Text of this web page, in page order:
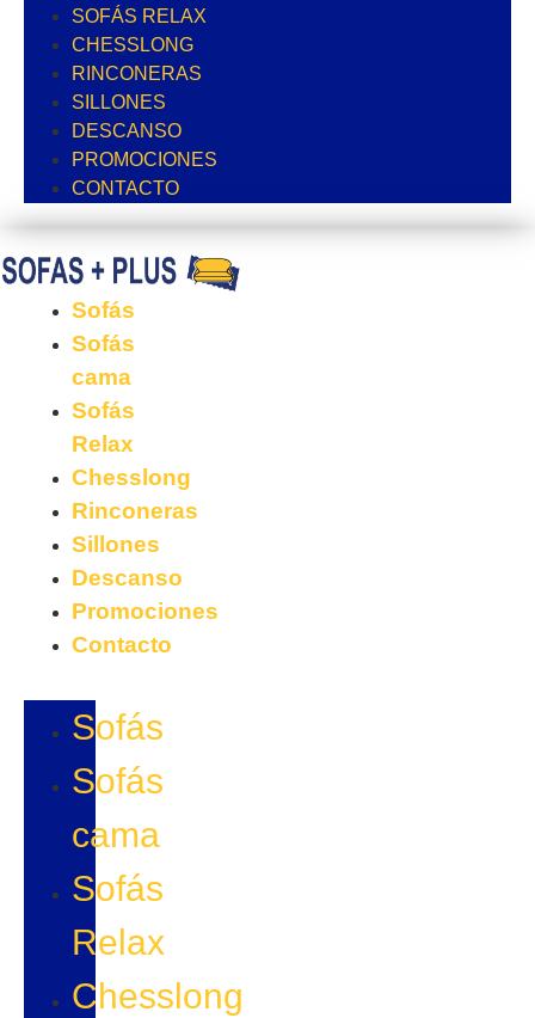
SOFÁS RELAX
CHESSLONG
RINCONERAS
SILLONES
DESCANSO
PROMOCIONES
CONTACTO
Sofás
Sofás
cama
Sofás
Relax
Chesslong
Rinconeras
Sillones
Descanso
Promociones
Contacto
Sofás
Sofás
cama
Sofás
Relax
Chesslong